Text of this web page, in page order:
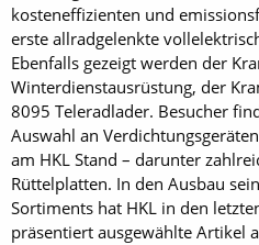
kosteneffizienten und
erste allradgelenkte
Ebenfalls gezeigt werden der
Winterdienstausrüstung, der
8095 Teleradlader. Besucher
Auswahl an
am HKL Stand – darunter
Rüttelplatten. In den Ausbau
Sortiments hat HKL in den
präsentiert ausgewählte Artikel